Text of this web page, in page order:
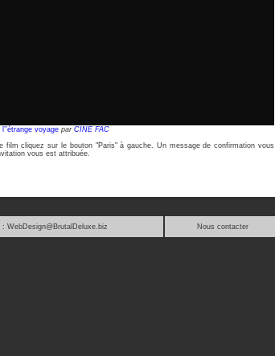
voyage par CINE FAC
film cliquez sur le bouton "Paris" à gauche. Un message de confirmation vous
vous est attribuée.
WebDesign@BrutalDeluxe.biz Nous contacter